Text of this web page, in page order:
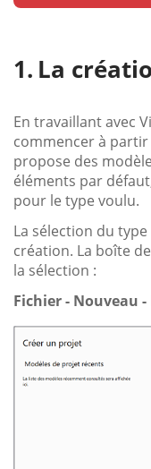
La
En travaillant avec
commencer à partir
propose des
éléments par
pour le type voulu.
La sélection du
création. La boîte
la sélection :
Fichier - Nouveau